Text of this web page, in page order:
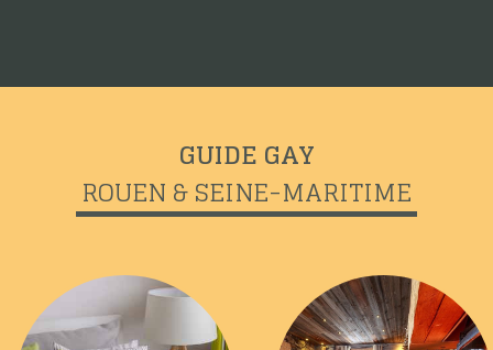
GUIDE GAY
ROUEN & SEINE-MARITIME